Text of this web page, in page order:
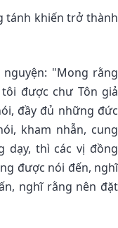
tánh khiến trở thành
"Mong rằng
được chư Tôn giả
đầy đủ những đức
kham nhẫn, cung
dạy, thì các vị đồng
được nói đến, nghĩ
nghĩ rằng nên đặt